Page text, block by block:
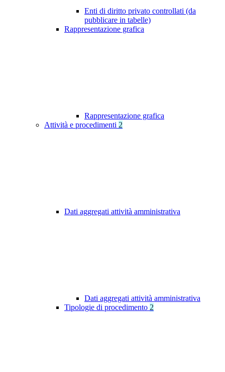
Enti di diritto privato controllati (da
pubblicare in tabelle)
Rappresentazione grafica
Rappresentazione grafica
Attività e procedimenti 2
Dati aggregati attività amministrativa
Dati aggregati attività amministrativa
Tipologie di procedimento 2